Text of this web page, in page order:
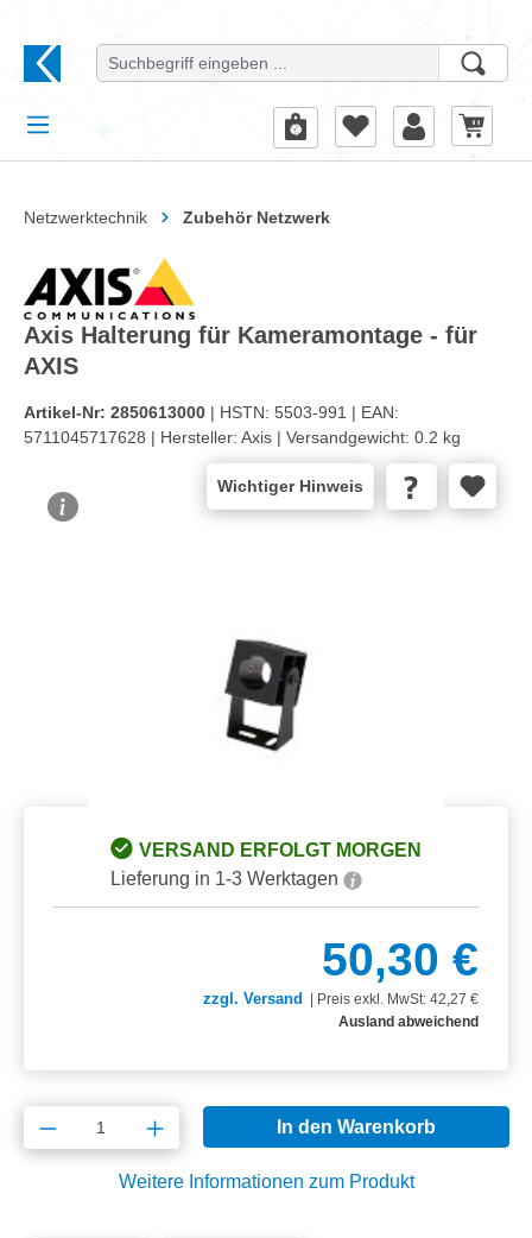
Netzwerktechnik Zubehör Netzwerk
Axis Halterung für Kameramontage - für
AXIS
Artikel-Nr: 2850613000 | HSTN: 5503-991 | EAN:
5711045717628 | Hersteller: Axis | Versandgewicht: 0.2 kg
Wichtiger Hinweis
VERSAND ERFOLGT MORGEN
Lieferung in 1-3 Werktagen
50,30 €
zzgl. Versand
Preis exkl. MwSt: 42,27 €
Ausland abweichend
Produkt Anzahl: Gib den gewünschten
In den Warenkorb
Weitere Informationen zum Produkt